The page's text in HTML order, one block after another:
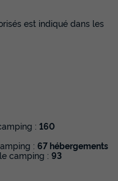
-
est indiqué dans les
: 160
: 67 hébergements
camping : 93